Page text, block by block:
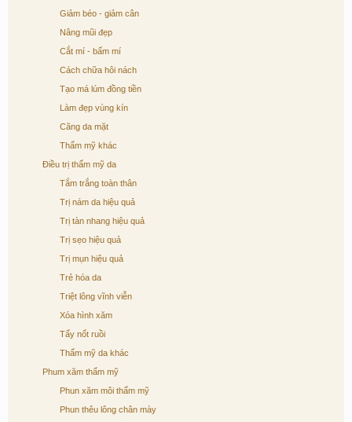
Giảm béo - giảm cân
Nâng mũi đẹp
Cắt mí - bấm mí
Cách chữa hôi nách
Tạo má lúm đồng tiền
Làm đẹp vùng kín
Căng da mặt
Thẩm mỹ khác
Điều trị thẩm mỹ da
Tắm trắng toàn thân
Trị nám da hiệu quả
Trị tàn nhang hiệu quả
Trị sẹo hiệu quả
Trị mụn hiệu quả
Trẻ hóa da
Triệt lông vĩnh viễn
Xóa hình xăm
Tẩy nốt ruồi
Thẩm mỹ da khác
Phum xăm thẩm mỹ
Phun xăm môi thẩm mỹ
Phun thêu lông chân mày